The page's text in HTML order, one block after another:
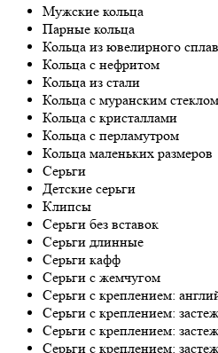
Мужские кольца
Парные кольца
Кольца из ювелирного
Кольца с нефритом
Кольца из стали
Кольца с муранским стеклом
Кольца с кристаллами
Кольца с перламутром
Кольца маленьких размеров
Серьги
Детские серьги
Клипсы
Серьги без вставок
Серьги длинные
Серьги кафф
Серьги с жемчугом
Серьги с креплением:
Серьги с креплением:
Серьги с креплением:
Серьги с креплением: